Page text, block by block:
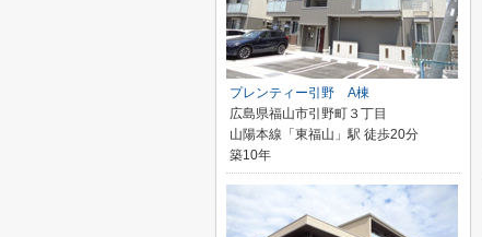
プレンティー引野 A棟
広島県福山市引野町３丁目
山陽本線「東福山」駅 徒歩20分
築10年